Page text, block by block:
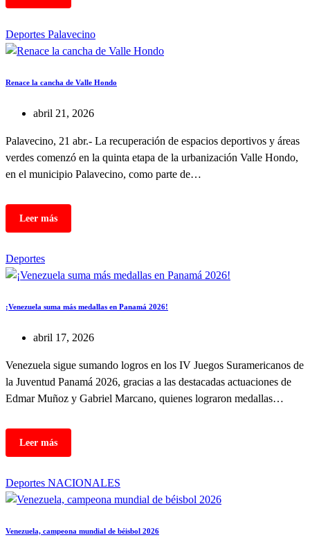
Deportes Palavecino
Renace la cancha de Valle Hondo
abril 21, 2026
Palavecino, 21 abr.- La recuperación de espacios deportivos y áreas
verdes comenzó en la quinta etapa de la urbanización Valle Hondo,
en el municipio Palavecino, como parte de…
Deportes
¡Venezuela suma más medallas en Panamá 2026!
abril 17, 2026
Venezuela sigue sumando logros en los IV Juegos Suramericanos de
la Juventud Panamá 2026, gracias a las destacadas actuaciones de
Edmar Muñoz y Gabriel Marcano, quienes lograron medallas…
Deportes NACIONALES
Venezuela, campeona mundial de béisbol 2026